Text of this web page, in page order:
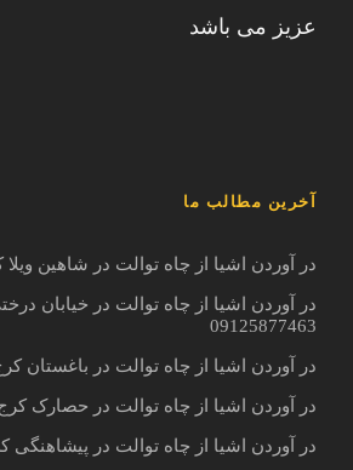
عزیز می باشد
آخرین مطالب ما
در آوردن اشیا از چاه توالت در شاهین ویلا کرج
در آوردن اشیا از چاه توالت در خیابان
09125877463
در آوردن اشیا از چاه توالت در باغستان کرج
در آوردن اشیا از چاه توالت در حصارک کرج
در آوردن اشیا از چاه توالت در پیشاهنگی کرج